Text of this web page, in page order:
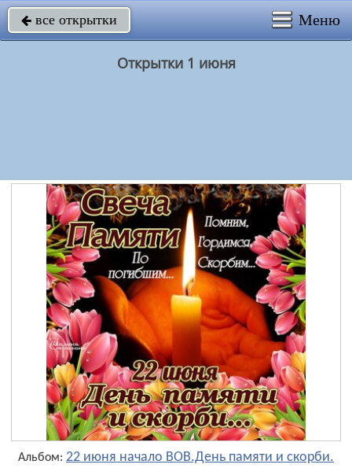
 все открытки Меню
Открытки 1 июня
Альбом: 22 июня начало ВОВ.День памяти и скорби.